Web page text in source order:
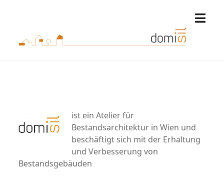
open
ist ein Atelier für
Bestandsarchitektur in Wien und
beschäftigt sich mit der Erhaltung
und Verbesserung von
Bestandsgebäuden